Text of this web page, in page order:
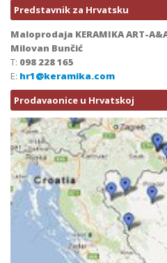
Predstavnik za Hrvatsku
Maloprodaja KERAMIKA ART-
Milovan Bunčić
T: 098 228 165
E: hr1@keramika.com
Prodavaonice u Hrvatskoj